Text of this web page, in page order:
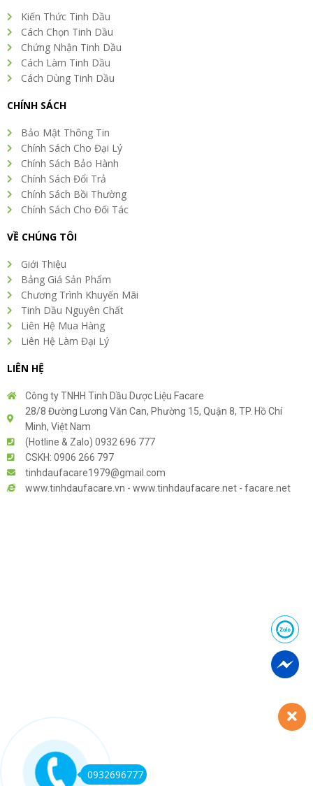
Kiến Thức Tinh Dầu
Cách Chọn Tinh Dầu
Chứng Nhận Tinh Dầu
Cách Làm Tinh Dầu
Cách Dùng Tinh Dầu
CHÍNH SÁCH
Bảo Mật Thông Tin
Chính Sách Cho Đại Lý
Chính Sách Bảo Hành
Chính Sách Đổi Trả
Chính Sách Bồi Thường
Chính Sách Cho Đối Tác
VỀ CHÚNG TÔI
Giới Thiệu
Bảng Giá Sản Phẩm
Chương Trình Khuyến Mãi
Tinh Dầu Nguyên Chất
Liên Hệ Mua Hàng
Liên Hệ Làm Đại Lý
LIÊN HỆ
Công ty TNHH Tinh Dầu Dược Liệu Facare
28/8 Đường Lương Văn Can, Phường 15, Quận 8, TP. Hồ Chí
Minh, Việt Nam
(Hotline & Zalo) 0932 696 777
CSKH: 0906 266 797
tinhdaufacare1979@gmail.com
www.tinhdaufacare.vn - www.tinhdaufacare.net - facare.net
0932696777